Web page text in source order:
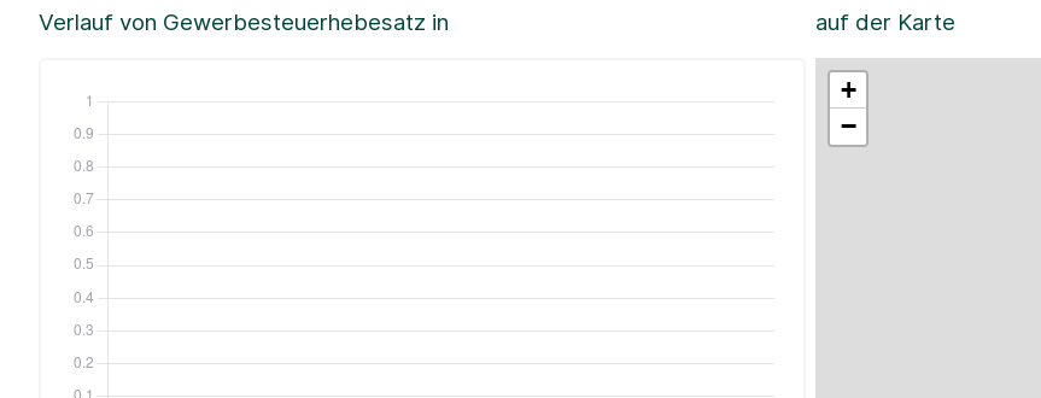
Verlauf von Gewerbesteuerhebesatz in auf der Karte
+
−